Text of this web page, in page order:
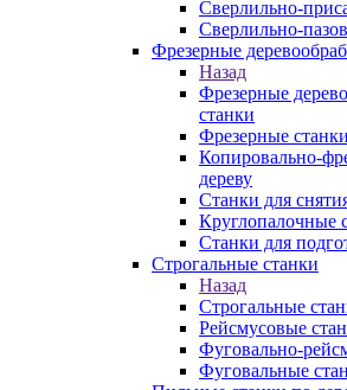
Сверлильно-
Сверлильно-
Фрезерные
Назад
Фрезерные
станки
Фрезерные
Копировально-
дереву
Станки для
Круглопалочные
Станки для
Строгальные станки
Назад
Строгальные
Рейсмусовые
Фуговально-
Фуговальные